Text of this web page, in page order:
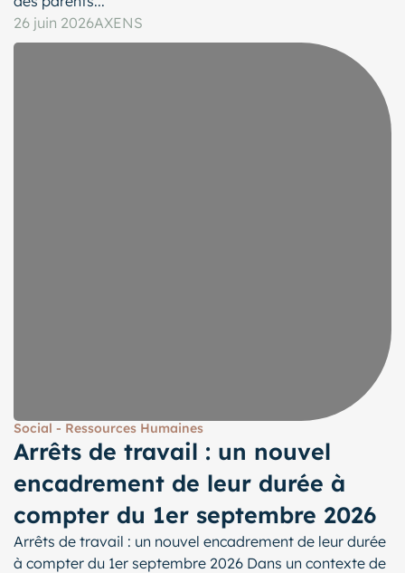
26 juin 2026AXENS
Social - Ressources Humaines
Arrêts de travail : un nouvel
encadrement de leur durée à
compter du 1er septembre 2026
Arrêts de travail : un nouvel encadrement de leur durée
à compter du 1er septembre 2026 Dans un contexte de